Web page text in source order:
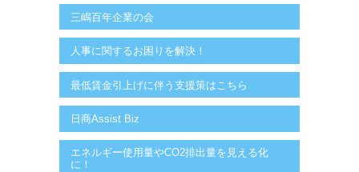
三嶋百年企業の会
人事に関するお困りを解決！
最低賃金引上げに伴う支援策はこちら
日商Assist Biz
エネルギー使用量やCO2排出量を見える化
に！